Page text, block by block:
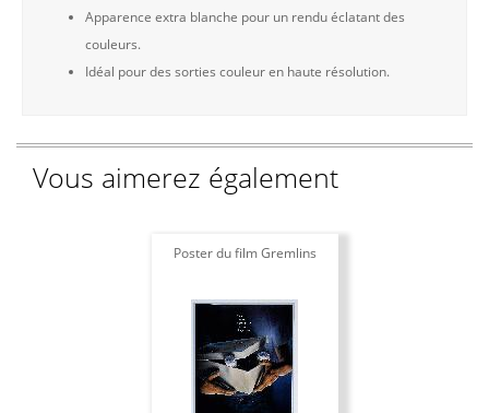
Apparence extra blanche pour un rendu éclatant des
couleurs.
Idéal pour des sorties couleur en haute résolution.
Vous aimerez également
Poster du film Gremlins